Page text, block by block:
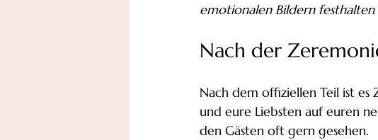
emotionalen Bildern festhalten
Nach der
Nach dem offiziellen Teil ist
und eure Liebsten auf euren
den Gästen oft gern gesehen.